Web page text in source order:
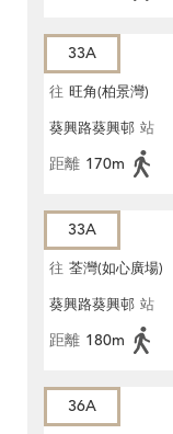
33A
往 旺角(柏景灣)
葵興路葵興邨 站
距離 170m
33A
往 荃灣(如心廣場)
葵興路葵興邨 站
距離 180m
36A